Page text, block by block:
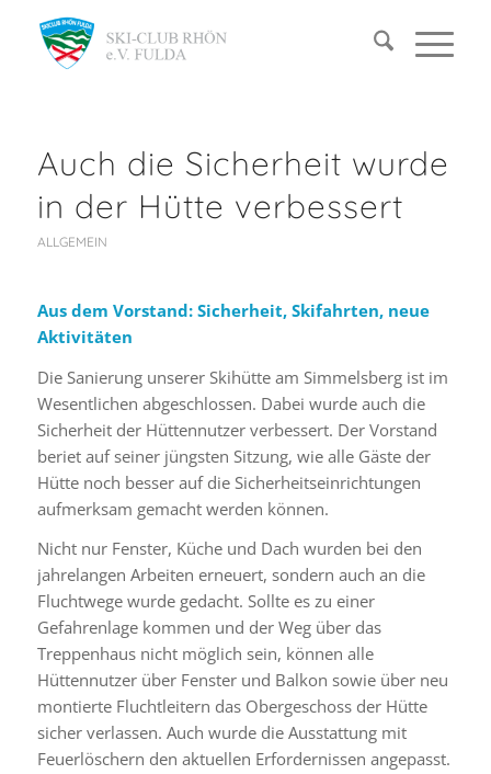
Auch die Sicherheit wurde
in der Hütte verbessert
ALLGEMEIN
Aus dem Vorstand: Sicherheit, Skifahrten, neue
Aktivitäten
Die Sanierung unserer Skihütte am Simmelsberg ist im
Wesentlichen abgeschlossen. Dabei wurde auch die
Sicherheit der Hüttennutzer verbessert. Der Vorstand
beriet auf seiner jüngsten Sitzung, wie alle Gäste der
Hütte noch besser auf die Sicherheitseinrichtungen
aufmerksam gemacht werden können.
Nicht nur Fenster, Küche und Dach wurden bei den
jahrelangen Arbeiten erneuert, sondern auch an die
Fluchtwege wurde gedacht. Sollte es zu einer
Gefahrenlage kommen und der Weg über das
Treppenhaus nicht möglich sein, können alle
Hüttennutzer über Fenster und Balkon sowie über neu
montierte Fluchtleitern das Obergeschoss der Hütte
sicher verlassen. Auch wurde die Ausstattung mit
Feuerlöschern den aktuellen Erfordernissen angepasst.